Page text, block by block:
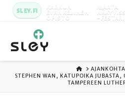
SLEY.FI KARKUN
EVANKELINEN
OPISTO
MAATA
-
ETUSIVU
STEPHEN WAN, KATUPOIKA
TAMPEREEN